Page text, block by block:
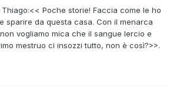
Poche storie! Faccia come le ho
sparire da questa casa. Con il menarca
vogliamo mica che il sangue lercio e
mestruo ci insozzi tutto, non è così?>>.